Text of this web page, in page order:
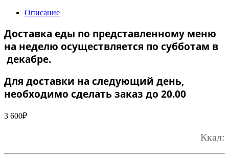
Описание
Доставка еды по представленному меню
на неделю осуществляется по субботам в
декабре.
Для доставки на следующий день,
необходимо сделать заказ до 20.00
3 600₽
Ккал: